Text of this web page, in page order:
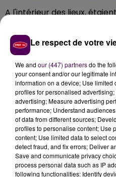
A l'intérieur des lieux,
4 000 litres d'alcool en
de vinaigre en bouteille,
pommeau et 100 000
PAS DE VICTIME
L'incendie qui n'a pas fait
départemental d'incendie
Jusqu'à quarante-deux
lors de cette intervention.
retrouvent également au
suite du sinistre, qui n'a
pollution dans les cours
Le respect de votre
We and our (447) partnersdo the
your consent and/or our legitimate
information on a device; Use
profiles for personalised
advertising; Measure advertising
performance; Understand
of data from different sources;
profiles to personalise content; Use
content; Use limited data to select
detect fraud, and fix errors; Deliver
Save and communicate privacy
process personal data such as IP
following functionalities: Identify